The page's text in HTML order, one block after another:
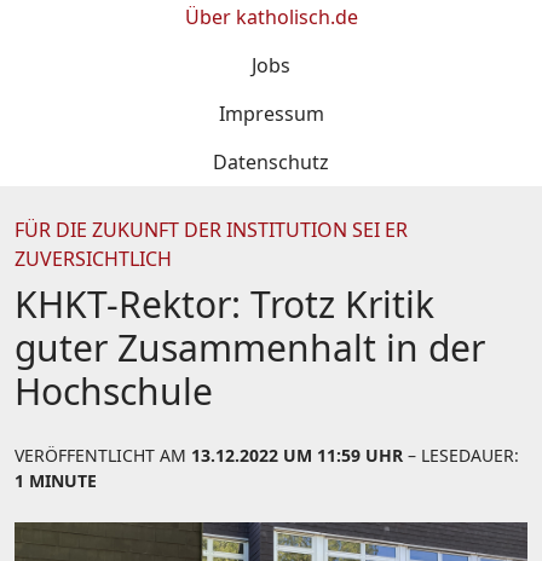
Über katholisch.de
Jobs
Impressum
Datenschutz
FÜR DIE ZUKUNFT DER INSTITUTION SEI ER
ZUVERSICHTLICH
KHKT-Rektor: Trotz Kritik
guter Zusammenhalt in der
Hochschule
VERÖFFENTLICHT AM 13.12.2022 UM 11:59 UHR – LESEDAUER:
1 MINUTE